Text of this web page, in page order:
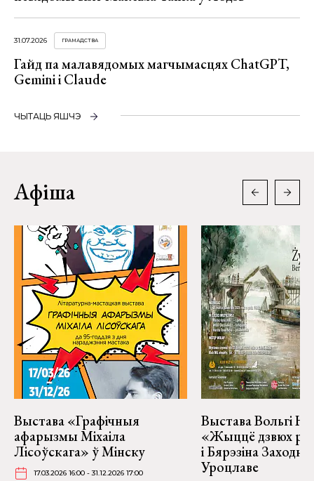
31.07.2026 ГРАМАДСТВА
Гайд па малавядомых магчымасцях ChatGPT,
Gemini і Claude
ЧЫТАЦЬ ЯШЧЭ
Афіша
Выстава «Графічныя
афарызмы Міхаіла
Лісоўскага» ў Мінску
17.03.2026 16:00 - 31.12.2026 17:00
Выстава Вольгі
«Жыццё дзвюх
і Бярэзіна
Уроцлаве